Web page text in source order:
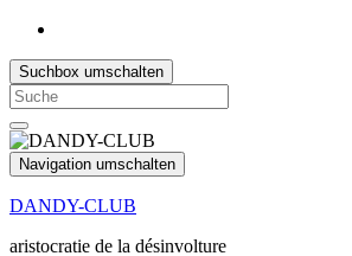
Suchbox umschalten
Search
for:
Navigation umschalten
DANDY-CLUB
aristocratie de la désinvolture